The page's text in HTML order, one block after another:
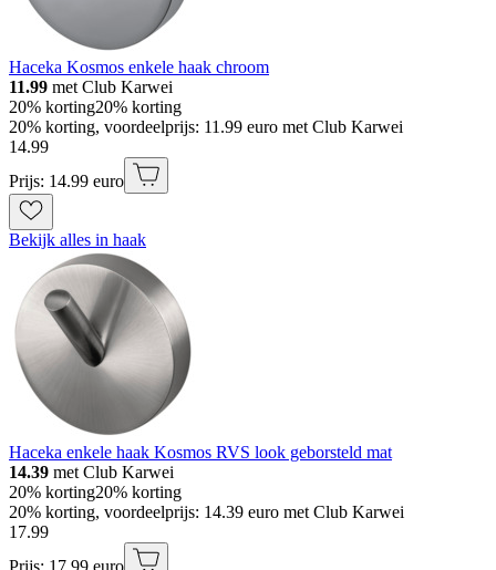
Haceka Kosmos enkele haak chroom
11.99 met Club Karwei
20% korting20% korting
20% korting, voordeelprijs: 11.99 euro met Club Karwei
14.99
Prijs: 14.99 euro
Bekijk alles in haak
Haceka enkele haak Kosmos RVS look geborsteld mat
14.39 met Club Karwei
20% korting20% korting
20% korting, voordeelprijs: 14.39 euro met Club Karwei
17.99